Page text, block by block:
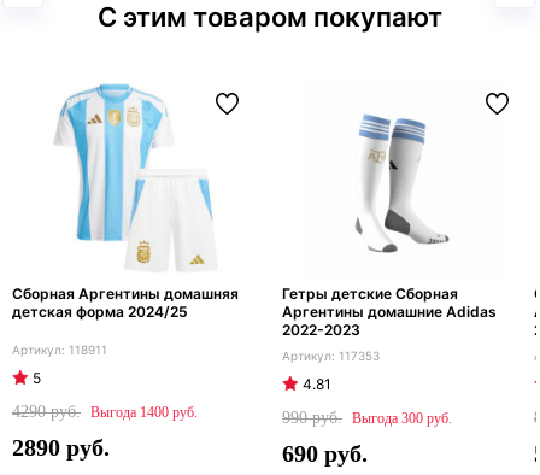
С этим товаром покупают
Сборная Аргентины домашняя
детская форма 2024/25
118911
5
4290
1400
2890
Гетры детские Сборная
Аргентины домашние Adidas
2022-2023
117353
4.81
990
300
690